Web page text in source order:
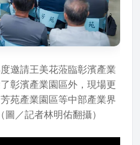
邀請王美花蒞臨彰濱產業
彰濱產業園區外，現場更
苑產業園區等中部產業界
／記者林明佑翻攝）